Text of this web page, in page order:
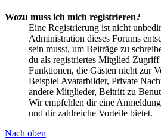
Wozu muss ich mich registrieren?
Eine Registrierung ist nicht
Administration dieses Forums
sein musst, um Beiträge zu
du als registriertes Mitglied Zugriff
Funktionen, die Gästen nicht zur
Beispiel Avatarbilder, Private
andere Mitglieder, Beitritt zu
Wir empfehlen dir eine
und dir zahlreiche Vorteile bietet.
Nach oben